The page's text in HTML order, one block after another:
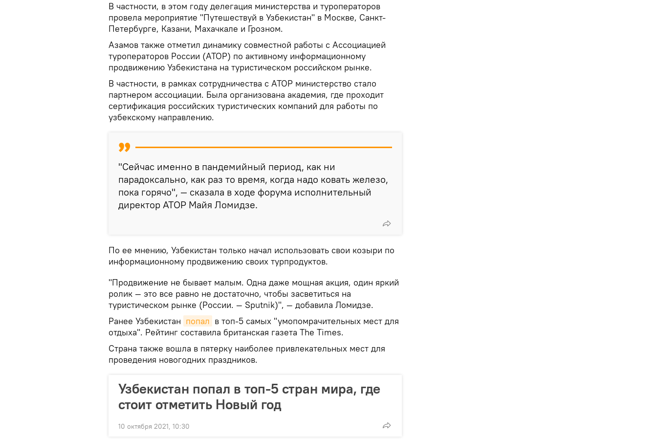
В частности, в этом году делегация министерства и туроператоров
провела мероприятие "Путешествуй в Узбекистан" в Москве, Санкт-
Петербурге, Казани, Махачкале и Грозном.
Азамов также отметил динамику совместной работы с Ассоциацией
туроператоров России (АТОР) по активному информационному
продвижению Узбекистана на туристическом российском рынке.
В частности, в рамках сотрудничества с АТОР министерство стало
партнером ассоциации. Была организована академия, где проходит
сертификация российских туристических компаний для работы по
узбекскому направлению.
"Сейчас именно в пандемийный период, как ни
парадоксально, как раз то время, когда надо ковать железо,
пока горячо", — сказала в ходе форума исполнительный
директор АТОР Майя Ломидзе.
По ее мнению, Узбекистан только начал использовать свои козыри по
информационному продвижению своих турпродуктов.
"Продвижение не бывает малым. Одна даже мощная акция, один яркий
ролик — это все равно не достаточно, чтобы засветиться на
туристическом рынке (России. — Sputnik)", — добавила Ломидзе.
Ранее Узбекистан попал в топ-5 самых "умопомрачительных мест для
отдыха". Рейтинг составила британская газета The Times.
Страна также вошла в пятерку наиболее привлекательных мест для
проведения новогодних праздников.
Узбекистан попал в топ-5 стран мира, где
стоит отметить Новый год
10 октября 2021, 10:30